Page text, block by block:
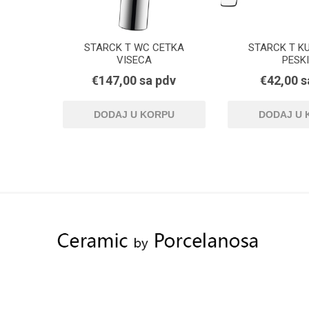
STARCK T WC CETKA
VISECA
€147,00 sa pdv
STARCK T
€42,00